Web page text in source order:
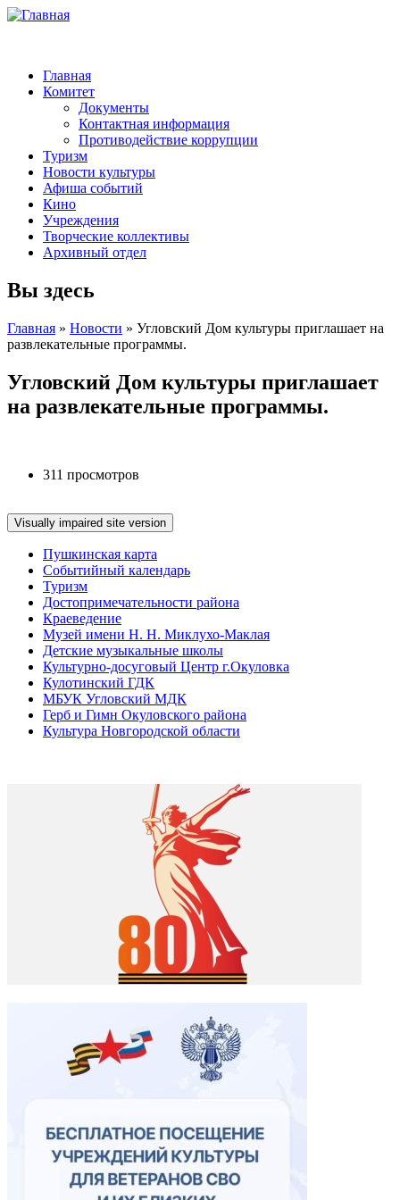
Главная
Комитет
Документы
Контактная информация
Противодействие коррупции
Туризм
Новости культуры
Афиша событий
Кино
Учреждения
Творческие коллективы
Архивный отдел
Вы здесь
Главная » Новости » Угловский Дом культуры приглашает на
развлекательные программы.
Угловский Дом культуры приглашает
на развлекательные программы.
311 просмотров
Пушкинская карта
Событийный календарь
Туризм
Достопримечательности района
Краеведение
Музей имени Н. Н. Миклухо-Маклая
Детские музыкальные школы
Культурно-досуговый Центр г.Окуловка
Кулотинский ГДК
МБУК Угловский МДК
Герб и Гимн Окуловского района
Культура Новгородской области